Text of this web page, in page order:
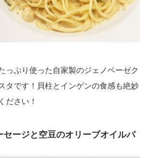
っぷり使った自家製のジェノベーゼク
タです！貝柱とインゲンの食感も絶妙
ださい！
ージと空豆のオリーブオイルパ